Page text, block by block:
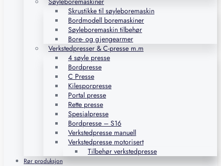
Skrustikke til søyleboremaskin
Bordmodell boremaskiner
Søyleboremaskin tilbehør
Bore- og gjengearmer
Verkstedpresser & C-presse m.m
4 søyle presse
Bordpresse
C Presse
Kilesporpresse
Portal presse
Rette presse
Spesialpresse
Bordpresse – S16
Verkstedpresse manuell
Verkstedpresse motorisert
Tilbehør verkstedpresse
Rør produksjon